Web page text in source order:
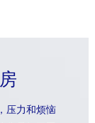
压力和烦恼